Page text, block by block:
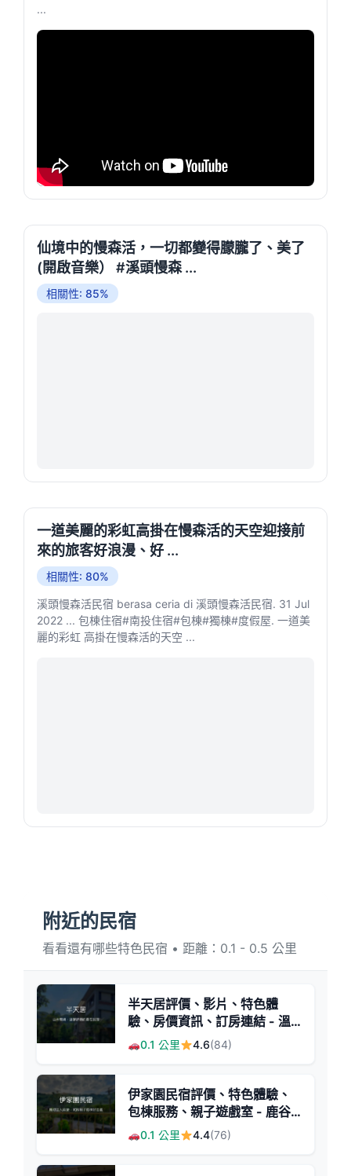
...
仙境中的慢森活，一切都變得朦朧了、美了
(開啟音樂） #溪頭慢森 ...
相關性: 85%
一道美麗的彩虹高掛在慢森活的天空迎接前
來的旅客好浪漫、好 ...
相關性: 80%
溪頭慢森活民宿 berasa ceria di 溪頭慢森活民宿. 31 Jul
2022 ... 包棟住宿#南投住宿#包棟#獨棟#度假屋. 一道美
麗的彩虹 高掛在慢森活的天空 ...
附近的民宿
看看還有哪些特色民宿 • 距離：0.1 - 0.5 公里
半天居評價、影片、特色體
驗、房價資訊、訂房連結 - 溫
馨舒適的山林民宿
0.1 公里 4.6(84)
伊家園民宿評價、特色體驗、
包棟服務、親子遊戲室 - 鹿谷
親子包棟首選
0.1 公里 4.4(76)